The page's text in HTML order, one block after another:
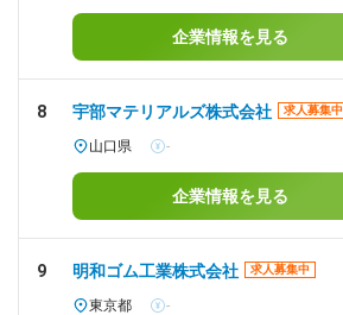
企業情報を見る
8 宇部マテリアルズ株式会社 求人募集中
山口県 -
企業情報を見る
9 明和ゴム工業株式会社 求人募集中
東京都 -